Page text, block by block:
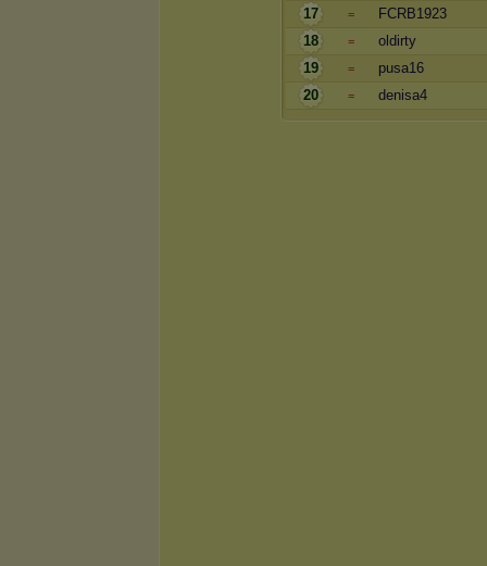
17
=
FCRB1923
18
=
oldirty
19
=
pusa16
20
= denisa4